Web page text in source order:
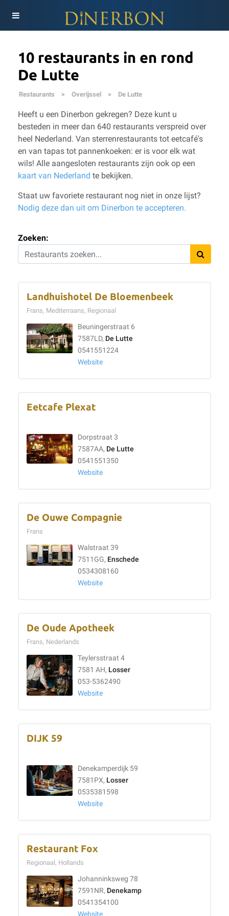
10 restaurants in en rond
De Lutte
Restaurants > Overijssel > De Lutte
Heeft u een Dinerbon gekregen? Deze kunt u
besteden in meer dan 640 restaurants verspreid over
heel Nederland. Van sterrenrestaurants tot eetcafé's
en van tapas tot pannenkoeken: er is voor elk wat
wils! Alle aangesloten restaurants zijn ook op een
kaart van Nederland te bekijken.
Staat uw favoriete restaurant nog niet in onze lijst?
Nodig deze dan uit om Dinerbon te accepteren.
Zoeken:
Landhuishotel De Bloemenbeek
Frans, Mediterraans, Regionaal
Beuningerstraat 6
7587LD, De Lutte
0541551224
Website
Eetcafe Plexat
Dorpstraat 3
7587AA, De Lutte
0541551350
Website
De Ouwe Compagnie
Frans
Walstraat 39
7511GG, Enschede
0534308160
Website
De Oude Apotheek
Frans, Nederlands
Teylersstraat 4
7581 AH, Losser
053-5362490
Website
DIJK 59
Denekamperdijk 59
7581PX, Losser
0535381598
Website
Restaurant Fox
Regionaal, Hollands
Johanninksweg 78
7591NR, Denekamp
0541354100
Website